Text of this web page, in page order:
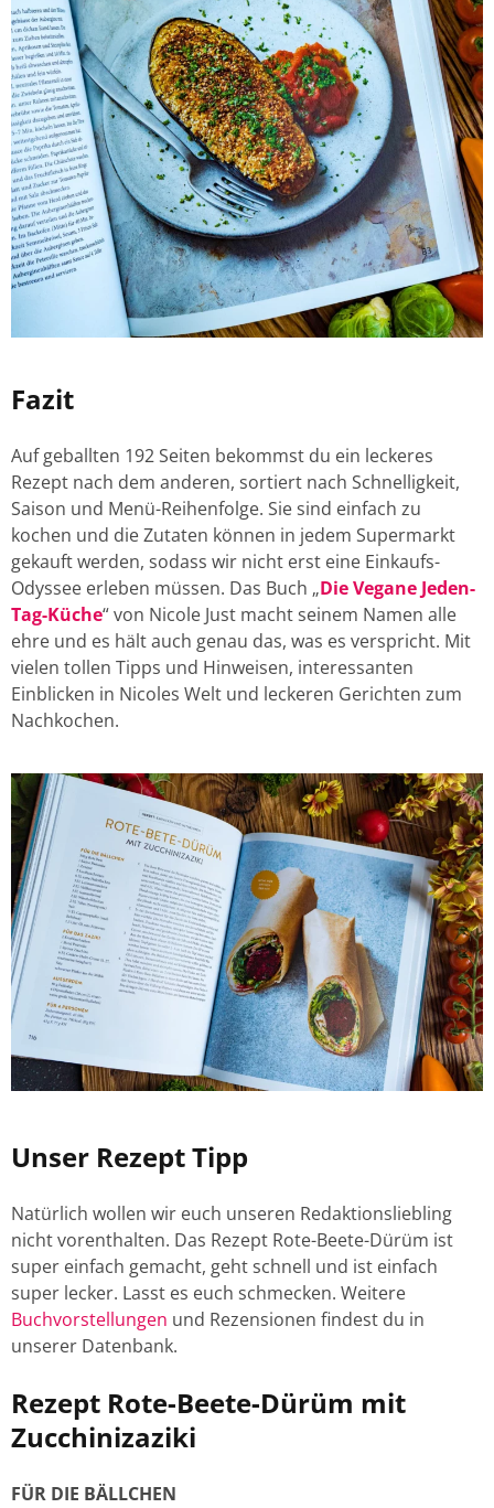
Fazit
Auf geballten 192 Seiten bekommst du ein leckeres
Rezept nach dem anderen, sortiert nach Schnelligkeit,
Saison und Menü-Reihenfolge. Sie sind einfach zu
kochen und die Zutaten können in jedem Supermarkt
gekauft werden, sodass wir nicht erst eine Einkaufs-
Odyssee erleben müssen. Das Buch „Die Vegane Jeden-
Tag-Küche“ von Nicole Just macht seinem Namen alle
ehre und es hält auch genau das, was es verspricht. Mit
vielen tollen Tipps und Hinweisen, interessanten
Einblicken in Nicoles Welt und leckeren Gerichten zum
Nachkochen.
Unser Rezept Tipp
Natürlich wollen wir euch unseren Redaktionsliebling
nicht vorenthalten. Das Rezept Rote-Beete-Dürüm ist
super einfach gemacht, geht schnell und ist einfach
super lecker. Lasst es euch schmecken. Weitere
Buchvorstellungen und Rezensionen findest du in
unserer Datenbank.
Rezept Rote-Beete-Dürüm mit
Zucchinizaziki
FÜR DIE BÄLLCHEN